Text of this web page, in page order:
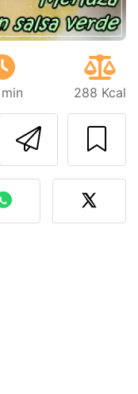
288 Kcal
al autor
de esta